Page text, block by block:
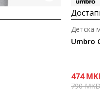
Umbro
Детска
474 MKD
790MKD